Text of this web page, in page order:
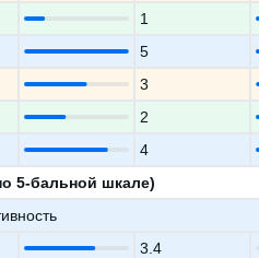
1
5
3
2
4
5-бальной шкале)
3.4